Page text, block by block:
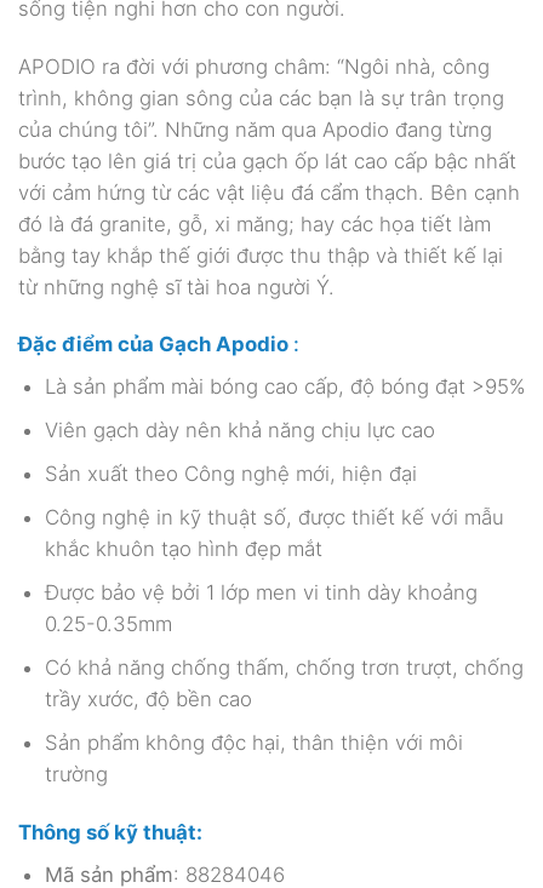
sống tiện nghi hơn cho con người.
APODIO ra đời với phương châm: “Ngôi nhà, công
trình, không gian sông của các bạn là sự trân trọng
của chúng tôi”. Những năm qua Apodio đang từng
bước tạo lên giá trị của gạch ốp lát cao cấp bậc nhất
với cảm hứng từ các vật liệu đá cẩm thạch. Bên cạnh
đó là đá granite, gỗ, xi măng; hay các họa tiết làm
bằng tay khắp thế giới được thu thập và thiết kế lại
từ những nghệ sĩ tài hoa người Ý.
Đặc điểm của Gạch Apodio :
Là sản phẩm mài bóng cao cấp, độ bóng đạt >95%
Viên gạch dày nên khả năng chịu lực cao
Sản xuất theo Công nghệ mới, hiện đại
Công nghệ in kỹ thuật số, được thiết kế với mẫu
khắc khuôn tạo hình đẹp mắt
Được bảo vệ bởi 1 lớp men vi tinh dày khoảng
0.25-0.35mm
Có khả năng chống thấm, chống trơn trượt, chống
trầy xước, độ bền cao
Sản phẩm không độc hại, thân thiện với môi
trường
Thông số kỹ thuật:
Mã sản phẩm: 88284046